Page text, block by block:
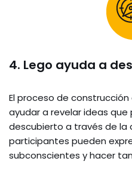
4. Lego ayuda a
El proceso de
ayudar a revelar ideas
descubierto a través de la
participantes pueden
subconscientes y hacer